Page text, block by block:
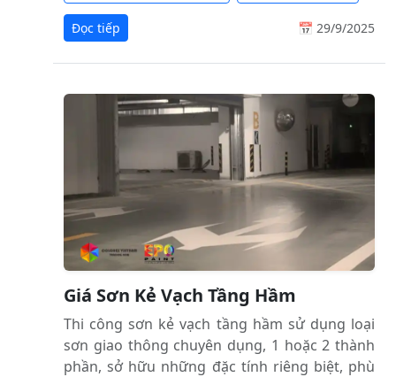
Đọc tiếp 📅 29/9/2025
Giá Sơn Kẻ Vạch Tầng Hầm
Thi công sơn kẻ vạch tầng hầm sử dụng loại
sơn giao thông chuyên dụng, 1 hoặc 2 thành
phần, sở hữu những đặc tính riêng biệt, phù